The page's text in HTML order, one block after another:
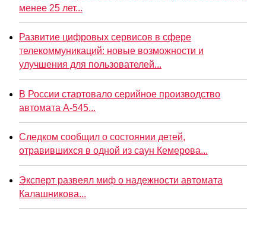
менее 25 лет...
Развитие цифровых сервисов в сфере
телекоммуникаций: новые возможности и
улучшения для пользователей...
В России стартовало серийное производство
автомата А-545...
Следком сообщил о состоянии детей,
отравившихся в одной из саун Кемерова...
Эксперт развеял миф о надежности автомата
Калашникова...